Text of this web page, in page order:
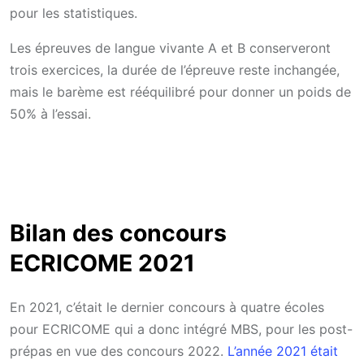
pour les statistiques.
Les épreuves de langue vivante A et B conserveront
trois exercices, la durée de l’épreuve reste inchangée,
mais le barème est rééquilibré pour donner un poids de
50% à l’essai.
Bilan des concours
ECRICOME 2021
En 2021, c’était le dernier concours à quatre écoles
pour ECRICOME qui a donc intégré MBS, pour les post-
prépas en vue des concours 2022. L’année 2021 était